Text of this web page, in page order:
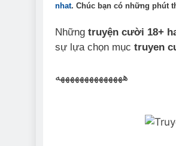
nhat. Chúc bạn có những phút
Những truyện cười 18+
sự lựa chọn mục truyen
ههههههههههههههه